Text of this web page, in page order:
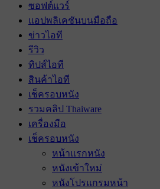
ซอฟต์แวร์
แอปพลิเคชันบนมือถือ
ข่าวไอที
รีวิว
ทิปส์ไอที
สินค้าไอที
เช็ครอบหนัง
รวมคลิป Thaiware
เครื่องมือ
เช็ครอบหนัง
หน้าแรกหนัง
หนังเข้าใหม่
หนังโปรแกรมหน้า